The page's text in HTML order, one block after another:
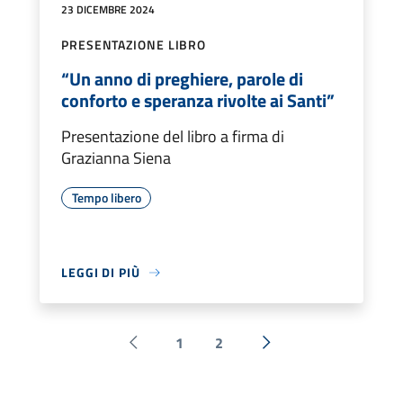
23 DICEMBRE 2024
PRESENTAZIONE LIBRO
“Un anno di preghiere, parole di
conforto e speranza rivolte ai Santi”
Presentazione del libro a firma di
Grazianna Siena
Tempo libero
LEGGI DI PIÙ
Pagina precedente
1 2 Successiva »